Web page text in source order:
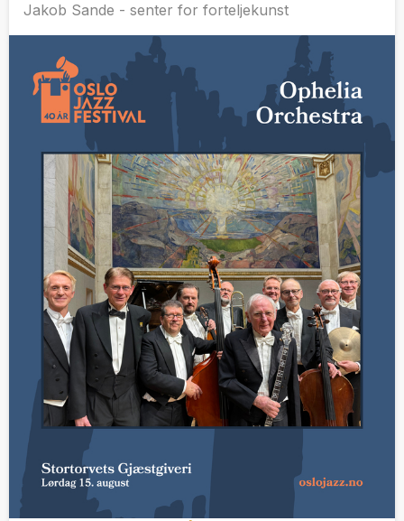
Jakob Sande - senter for forteljekunst